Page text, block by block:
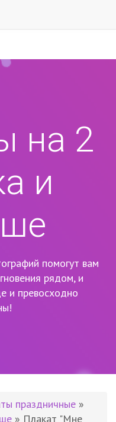
на 2
и
помогут вам
рядом, и
и превосходно
праздничные »
» Плакат "Мне